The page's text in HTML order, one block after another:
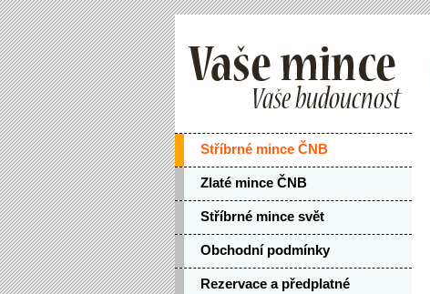
Stříbrné mince ČNB
Zlaté mince ČNB
Stříbrné mince svět
Obchodní podmínky
Rezervace a předplatné